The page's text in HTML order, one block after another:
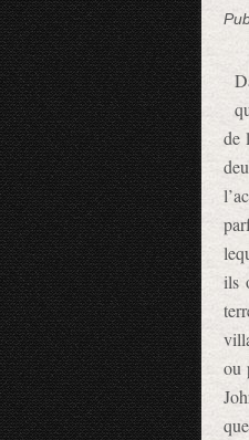
de
ils
ou